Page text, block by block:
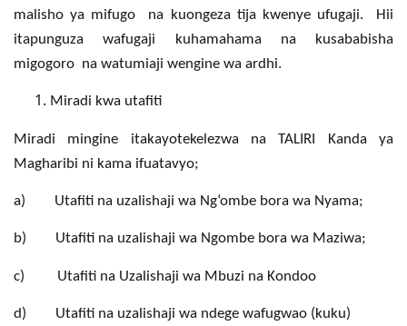
malisho ya mifugo na kuongeza tija kwenye ufugaji. Hii
itapunguza wafugaji kuhamahama na kusababisha
migogoro na watumiaji wengine wa ardhi.
Miradi kwa utafiti
Miradi mingine itakayotekelezwa na TALIRI Kanda ya
Magharibi ni kama ifuatavyo;
a) Utafiti na uzalishaji wa Ng‘ombe bora wa Nyama;
b) Utafiti na uzalishaji wa Ngombe bora wa Maziwa;
c) Utafiti na Uzalishaji wa Mbuzi na Kondoo
d) Utafiti na uzalishaji wa ndege wafugwao (kuku)